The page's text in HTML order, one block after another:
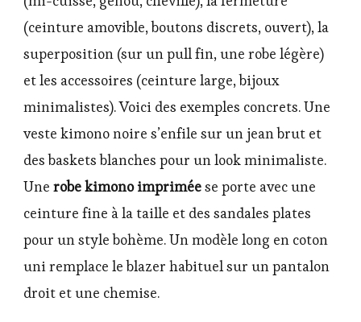
(ceinture amovible, boutons discrets, ouvert), la
superposition (sur un pull fin, une robe légère)
et les accessoires (ceinture large, bijoux
minimalistes). Voici des exemples concrets. Une
veste kimono noire s’enfile sur un jean brut et
des baskets blanches pour un look minimaliste.
Une robe kimono impriméese porte avec une
ceinture fine à la taille et des sandales plates
pour un style bohème. Un modèle long en coton
uni remplace le blazer habituel sur un pantalon
droit et une chemise.